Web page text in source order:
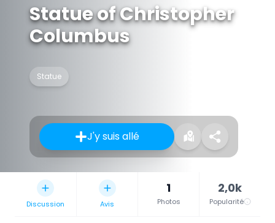
Statue of Christopher
Columbus
Statue
J'y suis allé
Discussion Avis
1
Photos
2,0k
Popularité